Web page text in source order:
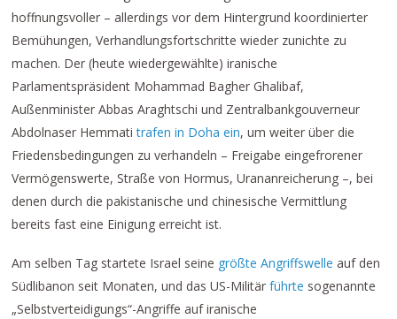
hoffnungsvoller – allerdings vor dem Hintergrund koordinierter
Bemühungen, Verhandlungsfortschritte wieder zunichte zu
machen. Der (heute wiedergewählte) iranische
Parlamentspräsident Mohammad Bagher Ghalibaf,
Außenminister Abbas Araghtschi und Zentralbankgouverneur
Abdolnaser Hemmatitrafen in Doha ein, um weiter über die
Friedensbedingungen zu verhandeln – Freigabe eingefrorener
Vermögenswerte, Straße von Hormus, Urananreicherung –, bei
denen durch die pakistanische und chinesische Vermittlung
bereits fast eine Einigung erreicht ist.
Am selben Tag startete Israel seine größte Angriffswelle auf den
Südlibanon seit Monaten, und das US-Militärführte sogenannte
„Selbstverteidigungs“-Angriffe auf iranische